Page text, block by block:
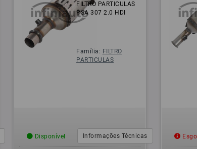
FILTRO PARTICULAS
PSA 307 2.0 HDI
Família: FILTRO
PARTICULAS
Disponível Informações Técnicas